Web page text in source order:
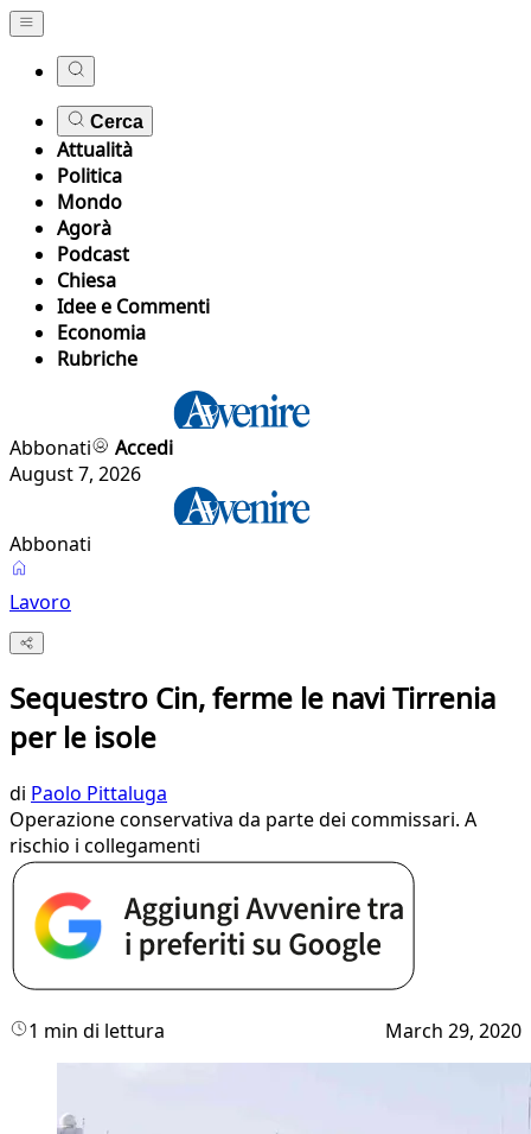
Cerca
Attualità
Politica
Mondo
Agorà
Podcast
Chiesa
Idee e Commenti
Economia
Rubriche
Abbonati
Accedi
August 7, 2026
Abbonati
Lavoro
Sequestro Cin, ferme le navi Tirrenia
per le isole
di Paolo Pittaluga
Operazione conservativa da parte dei commissari. A
rischio i collegamenti
1 min di lettura March 29, 2020